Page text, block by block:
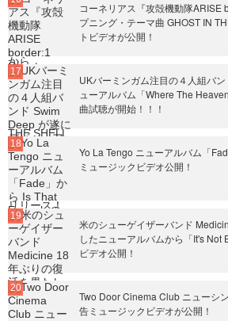
コーネリアス『攻殻機動隊ARISE
プニング・テーマ曲 GHOST IN
トビデオが公開！
UKバーミンガム注目の４人組バ
ューアルバム「Where The
曲試聴が開始！！！
Yo La Tengo ニューアルバム「
ミュージックビデオ公開！
米のシューゲイザーバンド
したニューアルバムから「It's Not
ビデオ公開！
Two Door Cinema Club ニューシ
告ミュージックビデオが公開！